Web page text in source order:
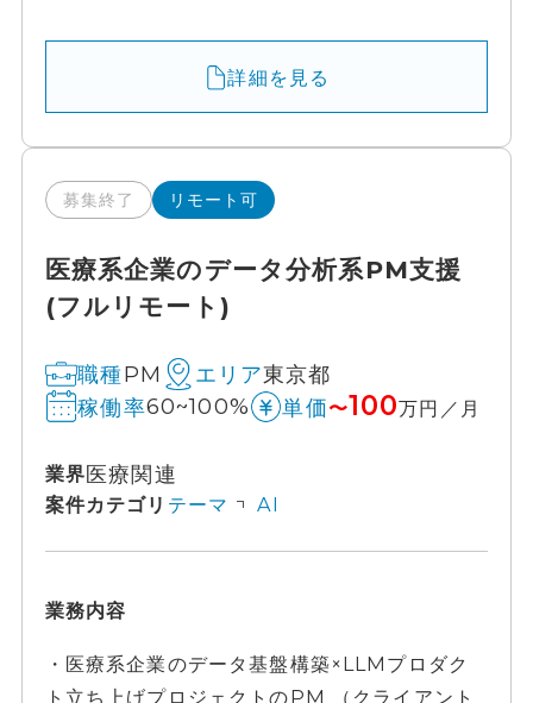
詳細を見る
募集終了 リモート可
医療系企業のデータ分析系PM支援
(フルリモート)
職種PM エリア東京都
稼働率60~100% 単価〜100万円／月
業界医療関連
案件カテゴリ テーマ AI
業務内容
・医療系企業のデータ基盤構築×LLMプロダク
ト立ち上げプロジェクトのPM （クライアント